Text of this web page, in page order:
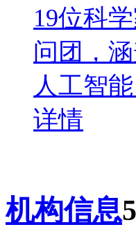
19位科
问团，涵
人工智
详情
机构信息